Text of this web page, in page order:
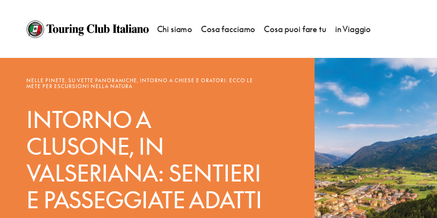
Chi siamo Cosa facciamo Cosa puoi fare tu in Viaggio
NELLE PINETE, SU VETTE PANORAMICHE, INTORNO A CHIESE E ORATORI: ECCO LE
METE PER ESCURSIONI NELLA NATURA
INTORNO A
CLUSONE, IN
VALSERIANA: SENTIERI
E PASSEGGIATE ADATTI